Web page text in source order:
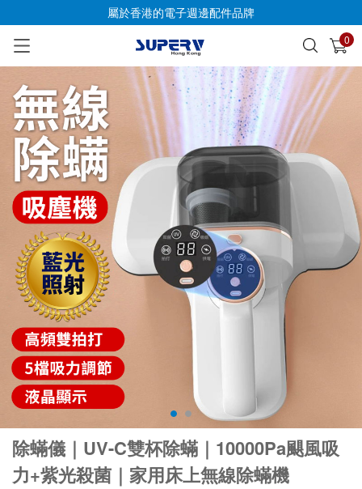
屬於香港的電子週邊配件品牌
0
已加入購物車 查看
除蟎儀｜UV-C雙杯除蟎｜10000Pa颶風吸
力+紫光殺菌｜家用床上無線除蟎機